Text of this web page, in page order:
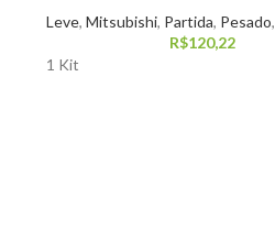
Leve, Mitsubishi, Partida, Pesado,
R$120,22
1 Kit